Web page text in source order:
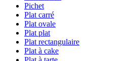
Pichet
Plat carré
Plat ovale
Plat plat
Plat rectangulaire
Plat à cake